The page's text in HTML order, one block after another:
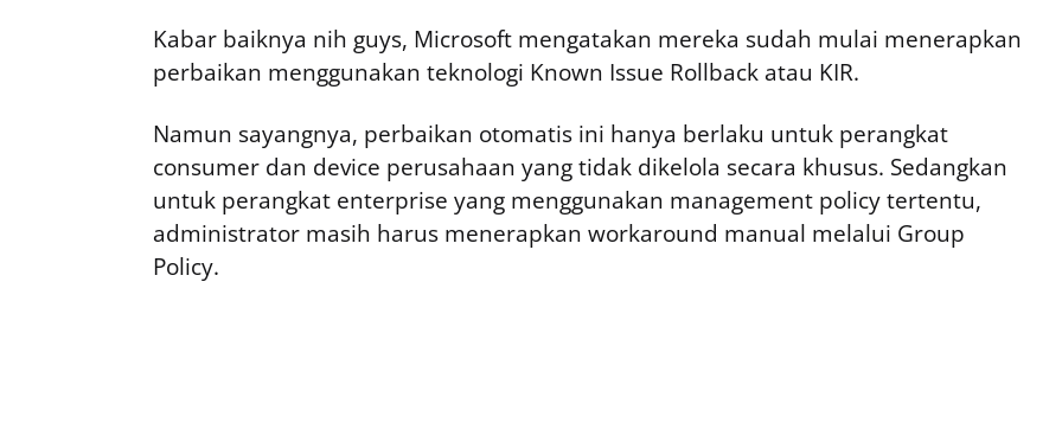
Kabar baiknya nih guys, Microsoft mengatakan mereka sudah mulai menerapkan
perbaikan menggunakan teknologi Known Issue Rollback atau KIR.
Namun sayangnya, perbaikan otomatis ini hanya berlaku untuk perangkat
consumer dan device perusahaan yang tidak dikelola secara khusus. Sedangkan
untuk perangkat enterprise yang menggunakan management policy tertentu,
administrator masih harus menerapkan workaround manual melalui Group
Policy.